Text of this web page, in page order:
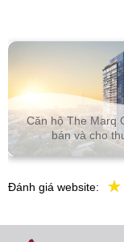
Căn hộ The Marq
bán và cho
Đánh giá website: